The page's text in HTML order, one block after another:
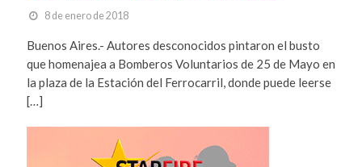
8 de enero de 2018
Buenos Aires.- Autores desconocidos pintaron el busto
que homenajea a Bomberos Voluntarios de 25 de Mayo en
la plaza de la Estación del Ferrocarril, donde puede leerse
[…]